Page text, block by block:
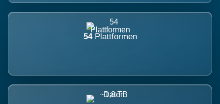
54 Plattformen